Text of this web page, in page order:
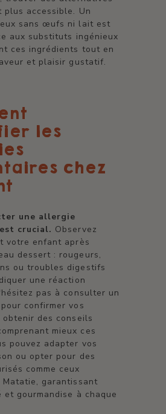
plus accessible. Un
sans œufs ni lait est
aux substituts ingénieux
ces ingrédients tout en
et plaisir gustatif.
les
chez
une allergie
crucial. Observez
votre enfant après
dessert : rougeurs,
ou troubles digestifs
une réaction
pas à consulter un
confirmer vos
des conseils
mieux ces
pouvez adapter vos
ou opter pour des
comme ceux
Matatie, garantissant
et gourmandise à chaque